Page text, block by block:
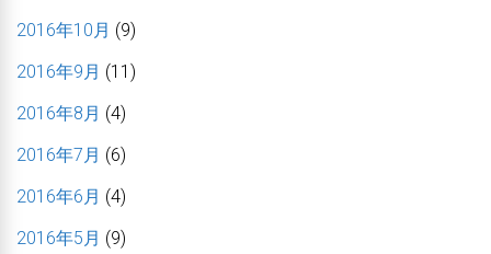
2016年10月 (9)
2016年9月 (11)
2016年8月 (4)
2016年7月 (6)
2016年6月 (4)
2016年5月 (9)